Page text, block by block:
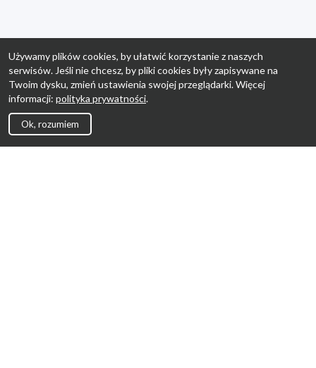
Używamy plików cookies, by ułatwić korzystanie z naszych
serwisów. Jeśli nie chcesz, by pliki cookies były zapisywane na
Twoim dysku, zmień ustawienia swojej przeglądarki. Więcej
informacji: polityka prywatności.
Ok, rozumiem